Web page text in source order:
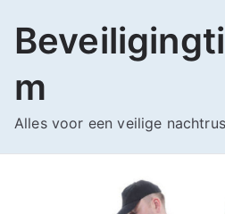
naar
inhoud
m
Alles voor een veilige